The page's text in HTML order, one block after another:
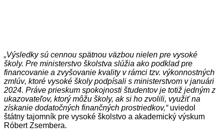
„Výsledky sú cennou spätnou väzbou nielen pre vysoké
školy. Pre ministerstvo školstva slúžia ako podklad pre
financovanie a zvyšovanie kvality v rámci tzv. výkonnostných
zmlúv, ktoré vysoké školy podpísali s ministerstvom v januári
2024. Práve prieskum spokojnosti študentov je totiž jedným z
ukazovateľov, ktorý môžu školy, ak si ho zvolili, využiť na
získanie dodatočných finančných prostriedkov,“ uviedol
štátny tajomník pre vysoké školstvo a akademický výskum
Róbert Zsembera.